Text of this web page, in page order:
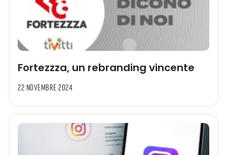
Fortezzza, un rebranding vincente
22 Novembre 2024